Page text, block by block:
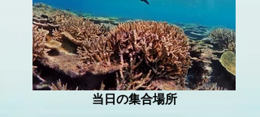
当日の集合場所